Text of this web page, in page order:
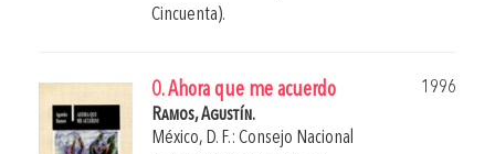
Cincuenta).
0. Ahora que me acuerdo
1996
Ramos, Agustín.
México, D. F.: Consejo Nacional